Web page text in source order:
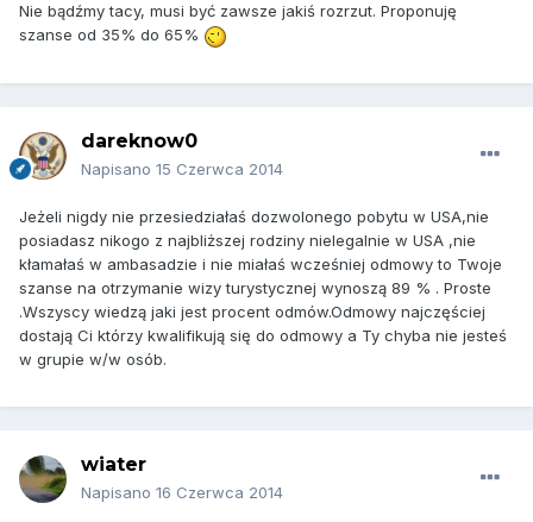
Nie bądźmy tacy, musi być zawsze jakiś rozrzut. Proponuję
szanse od 35% do 65%
dareknow0
Napisano 15 Czerwca 2014
Jeżeli nigdy nie przesiedziałaś dozwolonego pobytu w USA,nie
posiadasz nikogo z najbliższej rodziny nielegalnie w USA ,nie
kłamałaś w ambasadzie i nie miałaś wcześniej odmowy to Twoje
szanse na otrzymanie wizy turystycznej wynoszą 89 % . Proste
.Wszyscy wiedzą jaki jest procent odmów.Odmowy najczęściej
dostają Ci którzy kwalifikują się do odmowy a Ty chyba nie jesteś
w grupie w/w osób.
wiater
Napisano 16 Czerwca 2014